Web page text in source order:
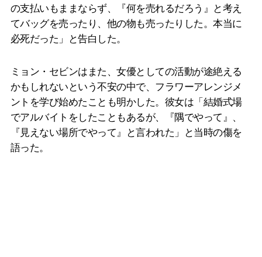
の支払いもままならず、『何を売れるだろう』と考え
てバッグを売ったり、他の物も売ったりした。本当に
必死だった」と告白した。
ミョン・セビンはまた、女優としての活動が途絶える
かもしれないという不安の中で、フラワーアレンジメ
ントを学び始めたことも明かした。彼女は「結婚式場
でアルバイトをしたこともあるが、『隅でやって』、
『見えない場所でやって』と言われた」と当時の傷を
語った。